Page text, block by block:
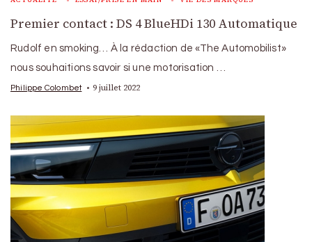
Premier contact : DS 4 BlueHDi 130 Automatique
Rudolf en smoking… À la rédaction de «The Automobilist»
nous souhaitions savoir si une motorisation …
Philippe Colombet 9 juillet 2022